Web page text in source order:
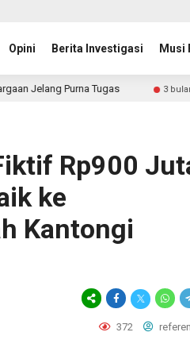
Opini Berita Investigasi Musi
Purna Tugas 3 bulan lalu
Rp900
ke
Kantongi
372